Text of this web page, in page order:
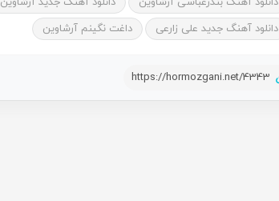
دانلود آهنگ جدید علی زارعی
داغت نگینم آرشاوین
https://hormozgani.net/4343